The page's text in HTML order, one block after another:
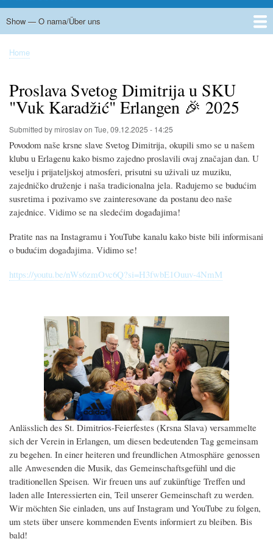
Show — O nama/Über uns
Radno vreme / Öffnungszeiten
Prostorije kluba
Kontakt
Folklor / Folkloregruppe
Srpska škola / Serbischer Schulunterricht
Uprava / Unser Vorstand
Breadcrumb
Home
Proslava Svetog Dimitrija u SKU
"Vuk Karadžić" Erlangen 🎉 2025
Submitted by miroslavon Tue, 09.12.2025 - 14:25
Povodom naše krsne slave Svetog Dimitrija, okupili smo se u našem
klubu u Erlagenu kako bismo zajedno proslavili ovaj značajan dan. U
veselju i prijateljskoj atmosferi, prisutni su uživali uz muziku,
zajedničko druženje i naša tradicionalna jela. Radujemo se budućim
susretima i pozivamo sve zainteresovane da postanu deo naše
zajednice. Vidimo se na sledećim događajima!
Pratite nas na Instagramu i YouTube kanalu kako biste bili informisani
o budućim događajima. Vidimo se!
https://youtu.be/nWs6zmOvc6Q?si=H3fwbE1Ouuv-4NmM
Anlässlich des St. Dimitrios-Feierfestes (Krsna Slava) versammelte
sich der Verein in Erlangen, um diesen bedeutenden Tag gemeinsam
zu begehen. In einer heiteren und freundlichen Atmosphäre genossen
alle Anwesenden die Musik, das Gemeinschaftsgefühl und die
traditionellen Speisen. Wir freuen uns auf zukünftige Treffen und
laden alle Interessierten ein, Teil unserer Gemeinschaft zu werden.
Wir möchten Sie einladen, uns auf Instagram und YouTube zu folgen,
um stets über unsere kommenden Events informiert zu bleiben. Bis
bald!